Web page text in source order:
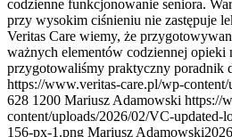
codzienne funkcjonowanie seniora.
przy wysokim ciśnieniu nie zastępuje
Veritas Care wiemy, że
ważnych elementów codziennej opieki
przygotowaliśmy praktyczny poradnik
https://www.veritas-care.pl/wp-
628 1200 Mariusz Adamowski https://
content/uploads/2026/02/VC-updated-
156-px-1.png Mariusz Adamowski